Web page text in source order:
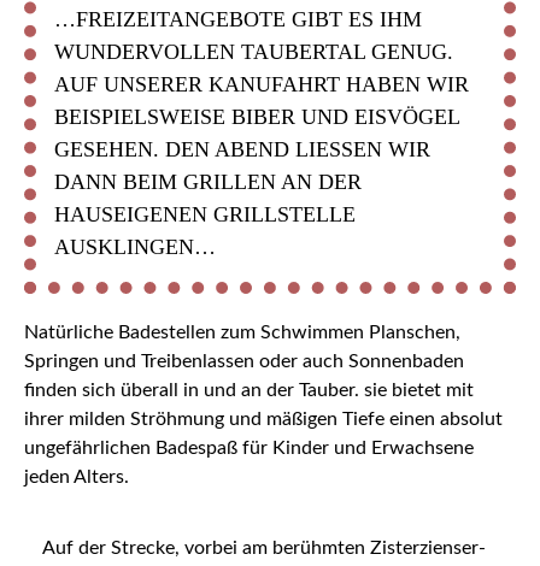
…FREIZEITANGEBOTE GIBT ES IHM
WUNDERVOLLEN TAUBERTAL GENUG.
AUF UNSERER KANUFAHRT HABEN WIR
BEISPIELSWEISE BIBER UND EISVÖGEL
GESEHEN. DEN ABEND LIESSEN WIR D
ANN BEIM GRILLEN AN DER H
AUSEIGENEN GRILLSTELLE A
USKLINGEN…
Natürliche Badestellen zum Schwimmen Planschen,
Springen und Treibenlassen oder auch Sonnenbaden
finden sich überall in und an der Tauber. sie bietet mit
ihrer milden Ströhmung und mäßigen Tiefe einen absolut
ungefährlichen Badespaß für Kinder und Erwachsene
jeden Alters.
Auf der Strecke, vorbei am berühmten Zisterzienser-